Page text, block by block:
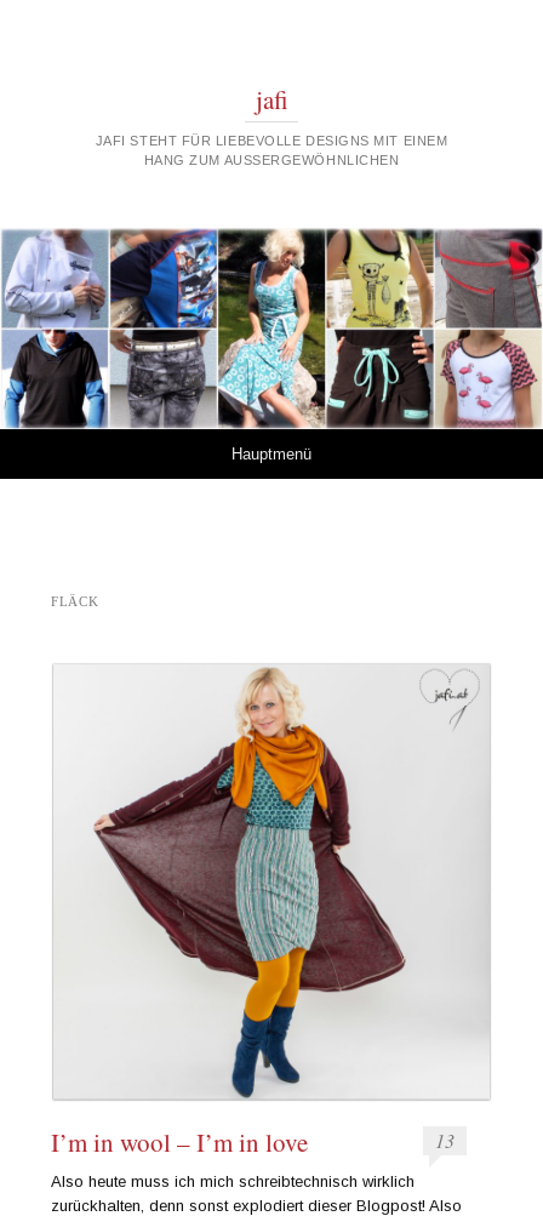
jafi
JAFI STEHT FÜR LIEBEVOLLE DESIGNS MIT EINEM
HANG ZUM AUSSERGEWÖHNLICHEN
Hauptmenü
FLÄCK
I’m in wool – I’m in love 13
Also heute muss ich mich schreibtechnisch wirklich
zurückhalten, denn sonst explodiert dieser Blogpost! Also